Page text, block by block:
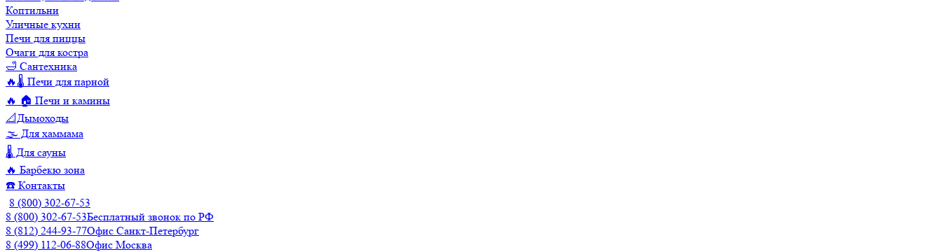
Коптильни
Уличные кухни
Печи для пиццы
Очаги для костра
🛁 Сантехника
🔥🌡️ Печи для парной
🔥 🏠 Печи и камины
📐Дымоходы
🌫️ Для хаммама
🌡️ Для сауны
🔥 Барбекю зона
☎️ Контакты
8 (800) 302-67-53
8 (800) 302-67-53Бесплатный звонок по РФ
8 (812) 244-93-77Офис Санкт-Петербург
8 (499) 112-06-88Офис Москва